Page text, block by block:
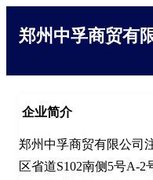
郑州中孚商贸有
企业简介
郑州中孚商贸有限公司
区省道S102南侧5号A-2